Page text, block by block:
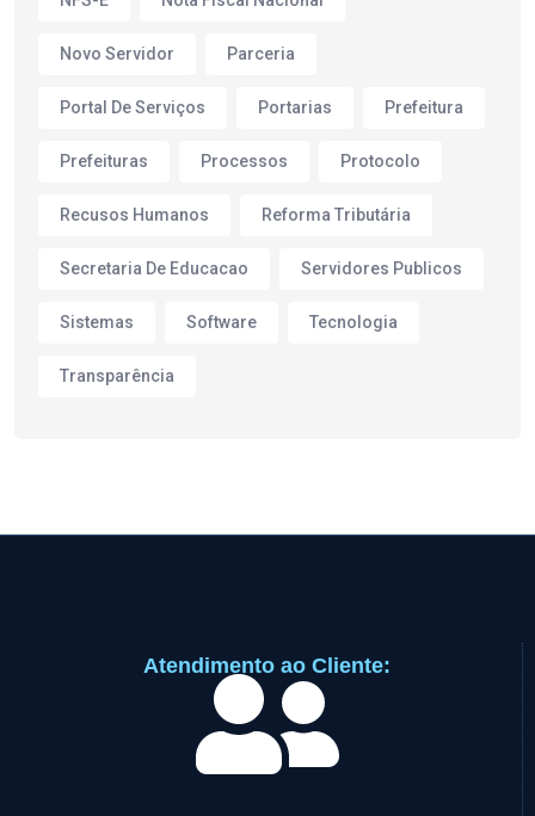
Novo Servidor Parceria
Portal De Serviços Portarias Prefeitura
Prefeituras Processos Protocolo
Recusos Humanos Reforma Tributária
Secretaria De Educacao Servidores Publicos
Sistemas Software Tecnologia
Transparência
Atendimento ao Cliente: